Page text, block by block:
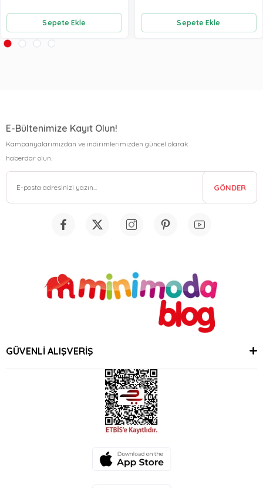
Sepete Ekle Sepete Ekle
E-Bültenimize Kayıt Olun!
Kampanyalarımızdan ve indirimlerimizden güncel olarak
haberdar olun.
GÖNDER
GÜVENLİ ALIŞVERİŞ